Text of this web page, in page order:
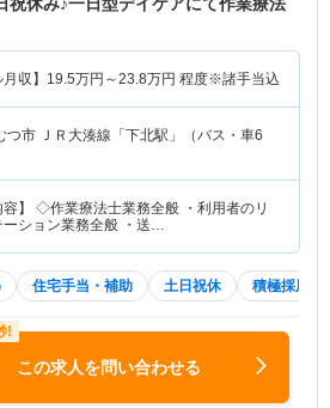
祝休み♪一日型デイケアにて作業療法
収】 19.5万円～23.8万円 程度※諸手当込
つ市 ＪＲ大湊線「下北駅」（バス・車6
容】 ◇作業療法士業務全般 ・利用者のリ
ーション業務全般 ・送…
住宅手当・補助 土日祝休 積極採用中
この求人を問い合わせる